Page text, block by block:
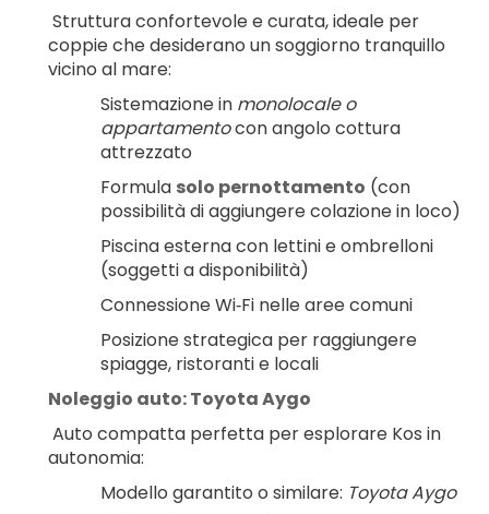
coppie che desiderano un soggiorno tranquillo
vicino al mare:
Sistemazione in monolocale o
appartamento con angolo cottura
attrezzato
Formula solo pernottamento (con
possibilità di aggiungere colazione in loco)
Piscina esterna con lettini e ombrelloni
(soggetti a disponibilità)
Connessione Wi‑Fi nelle aree comuni
Posizione strategica per raggiungere
spiagge, ristoranti e locali
Noleggio auto: Toyota Aygo
autonomia:
Modello garantito o similare: Toyota Aygo